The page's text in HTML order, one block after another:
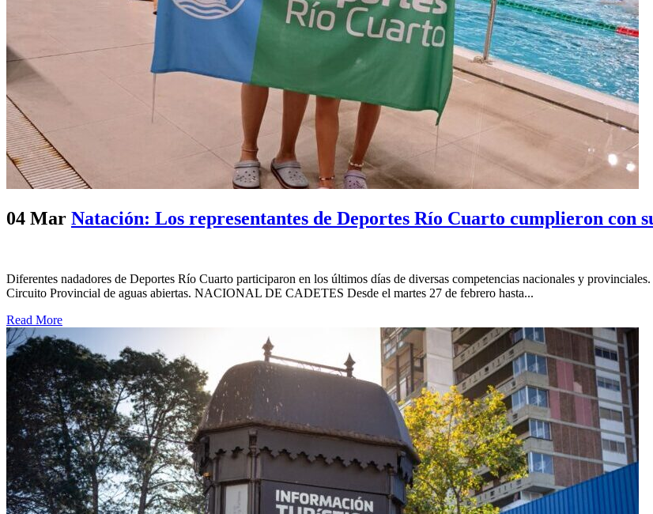
04 Mar Natación: Los representantes de Deportes Río Cuarto cumplieron con
Diferentes nadadores de Deportes Río Cuarto participaron en los últimos días de diversas competencias nacionales y
Circuito Provincial de aguas abiertas. NACIONAL DE CADETES Desde el martes 27 de febrero hasta...
Read More